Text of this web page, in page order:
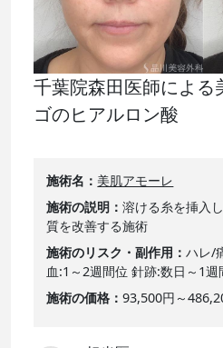
千葉院森田医師による
ゴのヒアルロン酸
施術名
美肌アモーレ
施術の説明
溶ける糸を挿入
質を改善する施術
施術のリスク・副作用
ハレ/
血:1～2週間位 針跡:数日～1週
施術の価格
93,500円～